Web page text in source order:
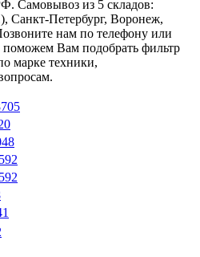
Самовывоз из 5 складов:
Санкт-Петербург, Воронеж,
нам по телефону или
Вам подобрать фильтр
марке техники,